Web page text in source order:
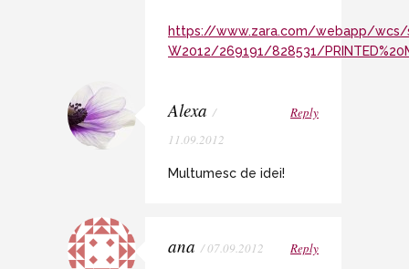
https://www.zara.com/webapp/
W2012/269191/828531/
Alexa /
11.09.2012
Reply
Multumesc de idei!
ana / 07.09.2012 Reply